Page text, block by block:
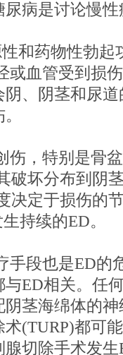
病是讨论慢
药物性勃起
血管受到损伤
、阴茎和尿
，特别是骨盆
破坏分布到阴
决定于损伤的
持续的ED。
段也是ED的
ED相关。任
茎海绵体的
(TURP)都可
切除手术发